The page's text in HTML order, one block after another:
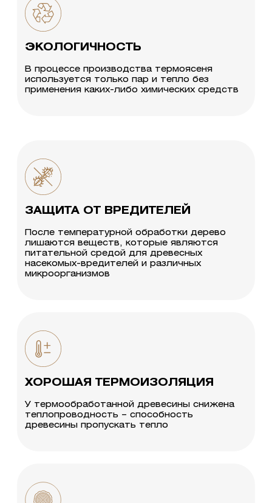
ЭКОЛОГИЧНОСТЬ
В процессе производства термоясеня
используется только пар и тепло без
применения каких-либо химических средств
ЗАЩИТА ОТ ВРЕДИТЕЛЕЙ
После температурной обработки дерево
лишаются веществ, которые являются
питательной средой для древесных
насекомых-вредителей и различных
микроорганизмов
ХОРОШАЯ ТЕРМОИЗОЛЯЦИЯ
У термообработанной древесины снижена
теплопроводность – способность
древесины пропускать тепло